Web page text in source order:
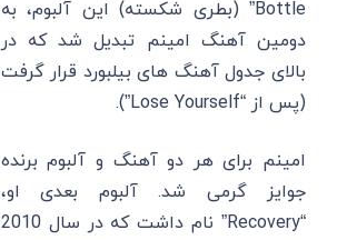
Bottle” (بطری شکسته) این آلبوم، به
دومین آهنگ امینم تبدیل شد که در
بالای جدول آهنگ های بیلبورد قرار گرفت
(پس از “Lose Yourself”).
امینم برای هر دو آهنگ و آلبوم برنده
جوایز گرمی شد. آلبوم بعدی او،
“Recovery” نام داشت که در سال 2010